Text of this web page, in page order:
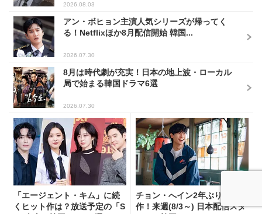
2026.08.03
アン・ボヒョン主演人気シリーズが帰ってく
る！Netflixほか8月配信開始 韓国...
2026.07.30
8月は時代劇が充実！日本の地上波・ローカル
局で始まる韓国ドラマ6選
2026.07.30
「エージェント・キム」に続
くヒット作は？放送予定の「S
チョン・へイン2年ぶりの主演
作！来週(8/3～) 日本配信スタ